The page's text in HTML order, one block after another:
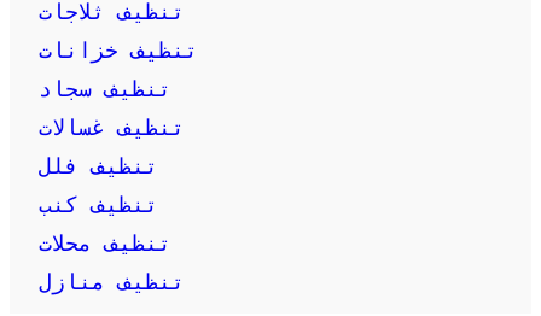
تنظيف ثلاجات
تنظيف خزانات
تنظيف سجاد
تنظيف غسالات
تنظيف فلل
تنظيف كنب
تنظيف محلات
تنظيف منازل